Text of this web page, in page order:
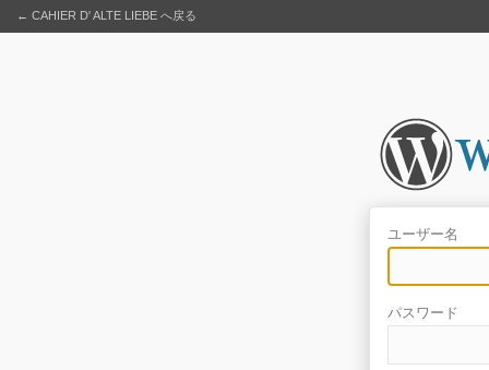
ユーザー名
パスワード
← CAHIER D' ALTE LIEBE へ戻る